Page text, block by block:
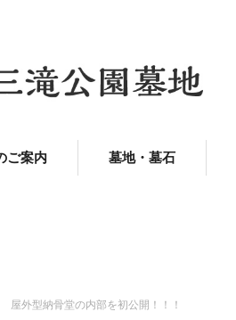
ご案内 墓地・墓石
屋外型納骨堂の内部を初公開！！！